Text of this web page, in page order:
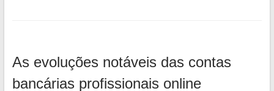
As evoluções notáveis das contas
bancárias profissionais online